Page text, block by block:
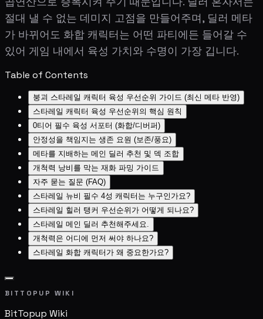
절대 낼 수 없는 데미지 고점을 만들어주며, 딜러 메타
가 바뀌어도 화합 캐릭터는 어떤 파티에든 들어갈 수
있어 게임 내에서 육성 가치와 수명이 가장 깁니다.
Table of Contents
붕괴 스타레일 캐릭터 육성 우선순위 가이드 (최신 메타 반영)
스타레일 캐릭터 육성 우선순위의 핵심 원칙
0티어 필수 육성 서포터 (화합/디버퍼)
안정성을 책임지는 생존 요원 (보존/풍요)
메타를 지배하는 메인 딜러 추천 및 덱 조합
개척력 낭비를 막는 재화 파밍 가이드
자주 묻는 질문 (FAQ)
스타레일 뉴비 필수 4성 캐릭터는 누구인가요?
스타레일 힐러 탱커 우선순위가 어떻게 되나요?
스타레일 메인 딜러 추천해주세요.
개척력은 어디에 먼저 써야 하나요?
스타레일 화합 캐릭터가 왜 중요한가요?
BITTOPUP WIKI
BitTopup Wiki